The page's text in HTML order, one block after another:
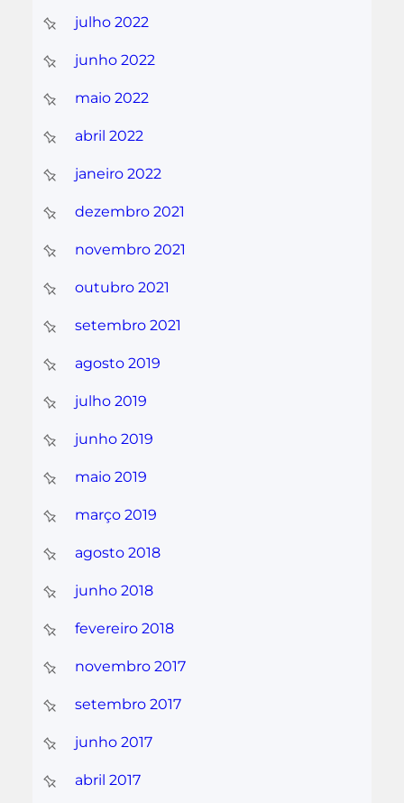
julho 2022
junho 2022
maio 2022
abril 2022
janeiro 2022
dezembro 2021
novembro 2021
outubro 2021
setembro 2021
agosto 2019
julho 2019
junho 2019
maio 2019
março 2019
agosto 2018
junho 2018
fevereiro 2018
novembro 2017
setembro 2017
junho 2017
abril 2017